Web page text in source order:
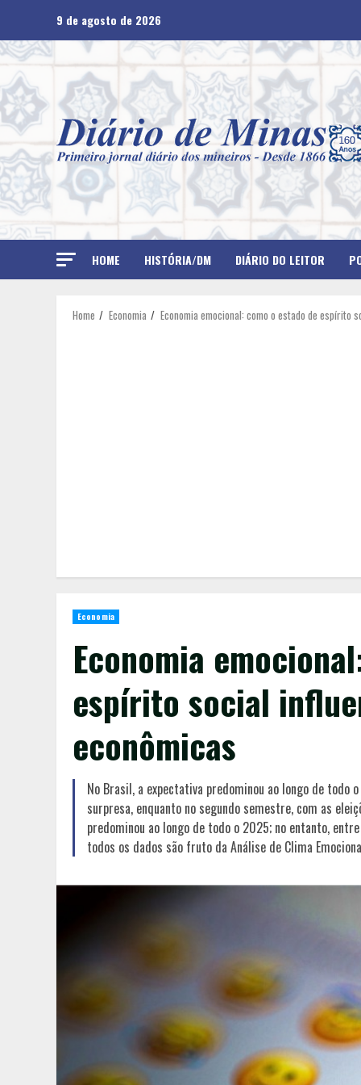
content
9 de agosto de 2026
HOME HISTÓRIA/DM DIÁRIO DO LEITOR
Home Economia Economia emocional: como o estado de espírito
Economia
Economia
espírito social
econômicas
No Brasil, a expectativa predominou ao longo de
surpresa, enquanto no segundo semestre, com as
predominou ao longo de todo o 2025; no entanto,
todos os dados são fruto da Análise de Clima